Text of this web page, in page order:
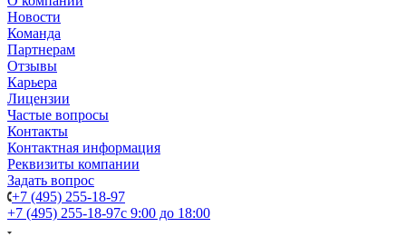
Новости
Команда
Партнерам
Отзывы
Карьера
Лицензии
Частые вопросы
Контакты
Контактная информация
Реквизиты компании
Задать вопрос
+7 (495) 255-18-97
+7 (495) 255-18-97с 9:00 до 18:00